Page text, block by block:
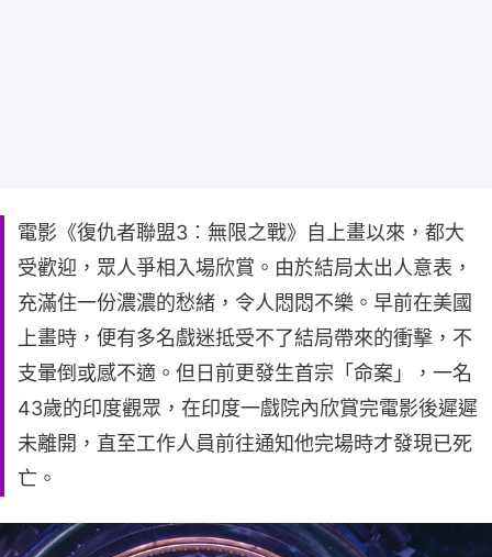
電影《復仇者聯盟3︰無限之戰》自上畫以來，都大
受歡迎，眾人爭相入場欣賞。由於結局太出人意表，
充滿住一份濃濃的愁緒，令人悶悶不樂。早前在美國
上畫時，便有多名戲迷抵受不了結局帶來的衝擊，不
支暈倒或感不適。但日前更發生首宗「命案」，一名
43歲的印度觀眾，在印度一戲院內欣賞完電影後遲遲
未離開，直至工作人員前往通知他完場時才發現已死
亡。